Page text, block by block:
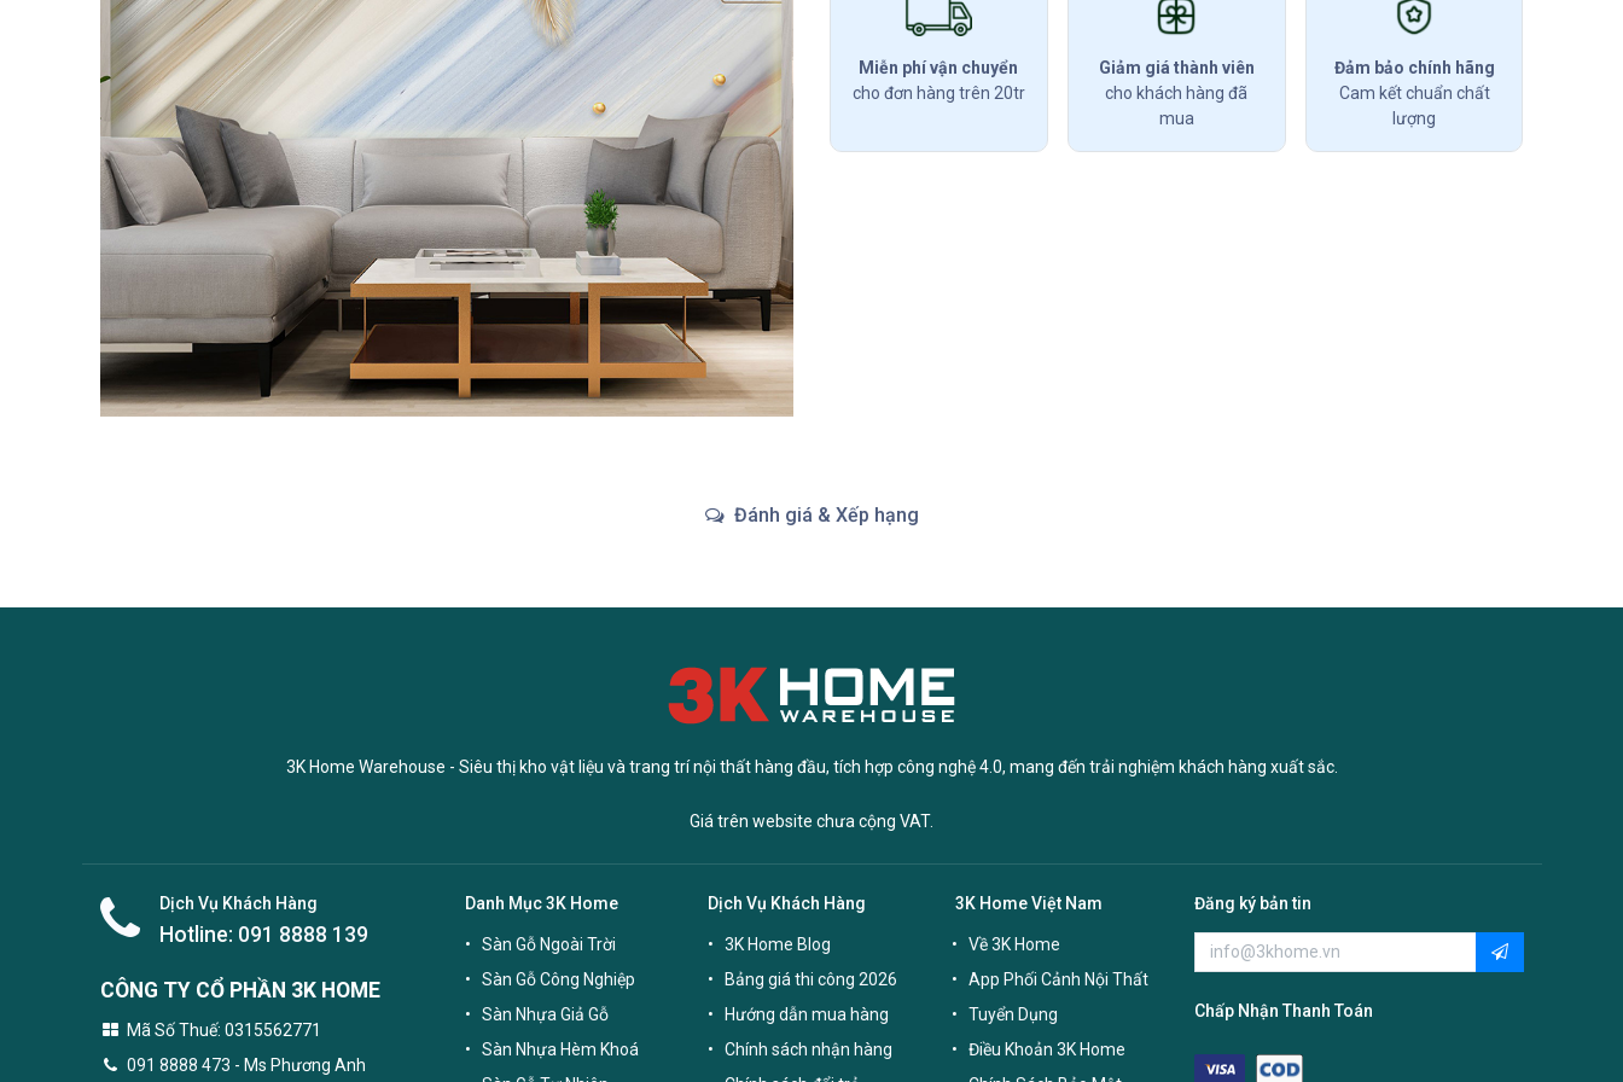
Miễn phí vận chuyển
cho đơn hàng trên 20tr
Giảm giá thành viên
cho khách hàng đã
mua
Đảm bảo chính hãng
Cam kết chuẩn chất
lượng
Đánh giá & Xếp hạng
3K Home Warehouse - Siêu thị kho vật liệu và trang trí nội thất hàng đầu, tích hợp công nghệ 4.0, mang đến trải nghiệm khách hàng xuất sắc.
Giá trên website chưa cộng VAT.
Dịch Vụ Khách Hàng
Hotline: 091 8888 139
CÔNG TY CỔ PHẦN 3K HOME
Mã Số Thuế: 0315562771
091 8888 473 - Ms Phương Anh
Danh Mục 3K Home
Sàn Gỗ Ngoài Trời
Sàn Gỗ Công Nghiệp
Sàn Nhựa Giả Gỗ
Sàn Nhựa Hèm Khoá
Dịch Vụ Khách Hàng
3K Home Blog
Bảng giá thi công 2026
Hướng dẫn mua hàng
Chính sách nhận hàng
3K Home Việt Nam
Về 3K Home
App Phối Cảnh Nội Thất
Tuyển Dụng
Điều Khoản 3K Home
Đăng ký bản tin
Chấp Nhận Thanh Toán